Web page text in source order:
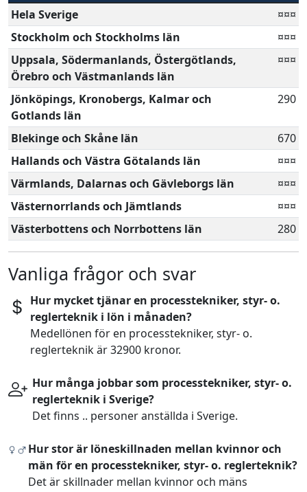
Hela Sverige
¤¤¤
Stockholm och Stockholms län
¤¤¤
Uppsala, Södermanlands, Östergötlands,
Örebro och Västmanlands län
¤¤¤
Jönköpings, Kronobergs, Kalmar och
Gotlands län
290
Blekinge och Skåne län
670
Hallands och Västra Götalands län
¤¤¤
Värmlands, Dalarnas och Gävleborgs län
¤¤¤
Västernorrlands och Jämtlands
¤¤¤
Västerbottens och Norrbottens län
280
Vanliga frågor och svar
Hur mycket tjänar en processtekniker, styr- o.
reglerteknik i lön i månaden?
Medellönen för en processtekniker, styr- o.
reglerteknik är 32900 kronor.
Hur många jobbar som processtekniker, styr- o.
reglerteknik i Sverige?
Det finns .. personer anställda i Sverige.
Hur stor är löneskillnaden mellan kvinnor och
män för en processtekniker, styr- o. reglerteknik?
Det är skillnader mellan kvinnor och mäns